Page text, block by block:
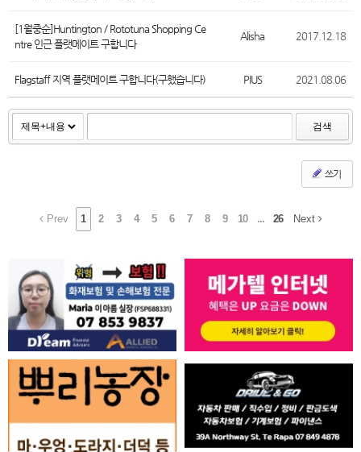
[1월중순]Huntington / Rototuna Shopping Ce
ntre 인근 플랫메이트 구합니다
Alisha 2017.12.18
Flagstaff 지역 플랫메이트 구합니다(구했습니다) PIUS 2021.08.06
검색
쓰기
Prev 1 2 3 4 5 6 7 8 9 10 ... 26 Next